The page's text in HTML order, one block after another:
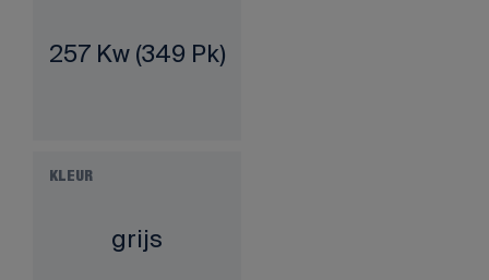
257 Kw (349 Pk)
KLEUR
grijs